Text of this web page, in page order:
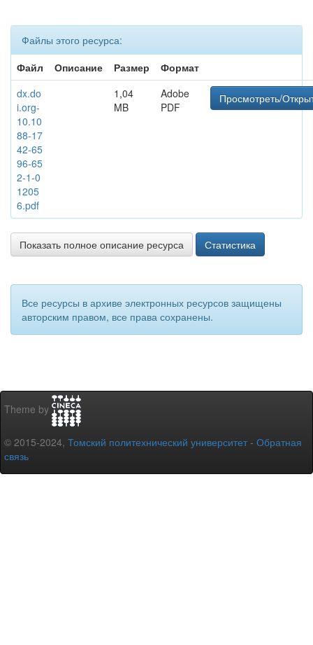
Файлы этого ресурса:
Файл
Описание Размер
Формат
dx.do
i.org-
10.10
88-17
42-65
96-65
2-1-0
1205
6.pdf
1,04
MB
Adobe
PDF
Просмотреть/
Показать полное описание ресурса Статистика
Все ресурсы в архиве электронных ресурсов защищены
авторским правом, все права сохранены.
Theme by
© 2015-2024, Томский политехнический университет - Обратная
связь